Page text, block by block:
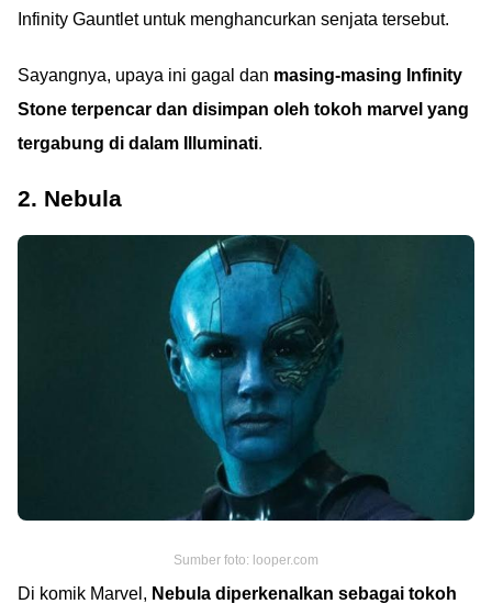
Infinity Gauntlet untuk menghancurkan senjata tersebut.
Sayangnya, upaya ini gagal dan masing-masing Infinity
Stone terpencar dan disimpan oleh tokoh marvel yang
tergabung di dalam Illuminati.
2. Nebula
Sumber foto: looper.com
Di komik Marvel, Nebula diperkenalkan sebagai tokoh